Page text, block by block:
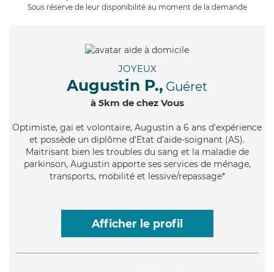
Sous réserve de leur disponibilité au moment de la demande
JOYEUX
Augustin P., Guéret
à 5km de chez Vous
Optimiste, gai et volontaire, Augustin a 6 ans d'expérience
et possède un diplôme d'Etat d'aide-soignant (AS).
Maitrisant bien les troubles du sang et la maladie de
parkinson, Augustin apporte ses services de ménage,
transports, mobilité et lessive/repassage*
Afficher le profil